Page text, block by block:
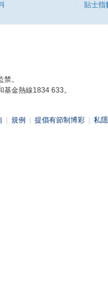
貼士指
。
金熱線1834 633。
規例 提倡有節制博彩 私